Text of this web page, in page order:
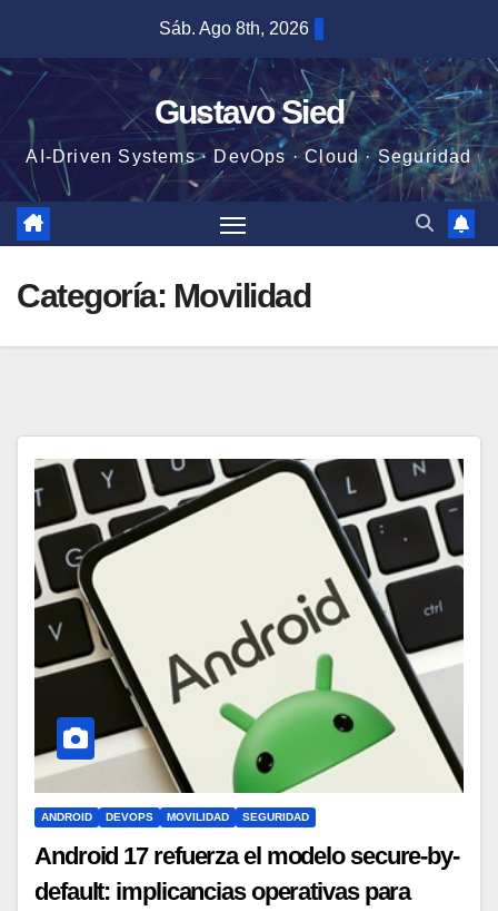
contenido
Sáb. Ago 8th, 2026
Gustavo Sied
AI-Driven Systems · DevOps · Cloud · Seguridad
Categoría: Movilidad
ANDROID DEVOPS MOVILIDAD SEGURIDAD
Android 17 refuerza el modelo secure-by-
default: implicancias operativas para